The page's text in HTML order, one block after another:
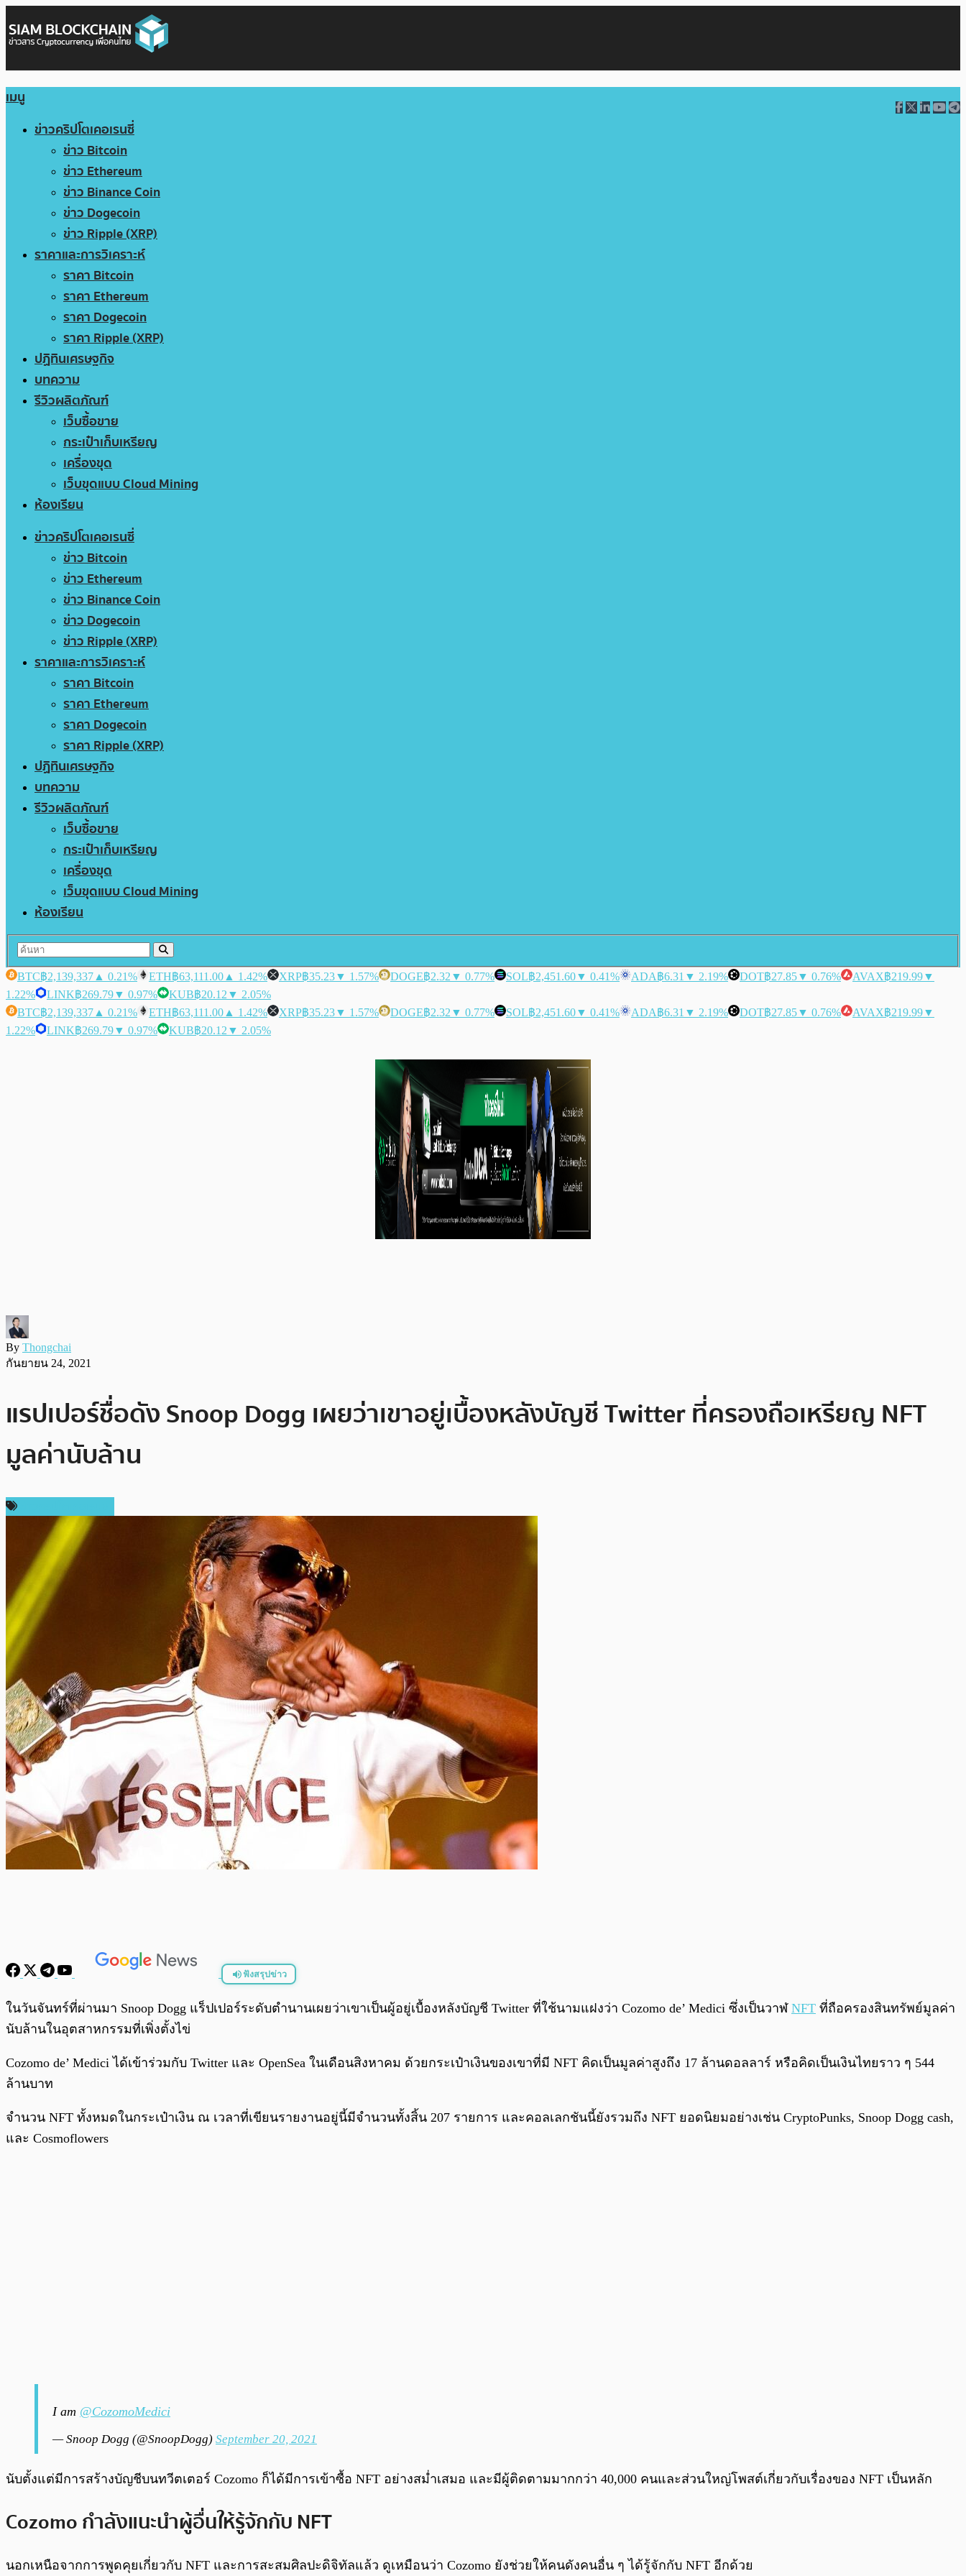
เมนู
ข่าวคริปโตเคอเรนซี่
ข่าว Bitcoin
ข่าว Ethereum
ข่าว Binance Coin
ข่าว Dogecoin
ข่าว Ripple (XRP)
ราคาและการวิเคราะห์
ราคา Bitcoin
ราคา Ethereum
ราคา Dogecoin
ราคา Ripple (XRP)
ปฏิทินเศรษฐกิจ
บทความ
รีวิวผลิตภัณฑ์
เว็บซื้อขาย
กระเป๋าเก็บเหรียญ
เครื่องขุด
เว็บขุดแบบ Cloud Mining
ห้องเรียน
ข่าวคริปโตเคอเรนซี่
ข่าว Bitcoin
ข่าว Ethereum
ข่าว Binance Coin
ข่าว Dogecoin
ข่าว Ripple (XRP)
ราคาและการวิเคราะห์
ราคา Bitcoin
ราคา Ethereum
ราคา Dogecoin
ราคา Ripple (XRP)
ปฏิทินเศรษฐกิจ
บทความ
รีวิวผลิตภัณฑ์
เว็บซื้อขาย
กระเป๋าเก็บเหรียญ
เครื่องขุด
เว็บขุดแบบ Cloud Mining
ห้องเรียน
BTC฿2,139,337 ▲ 0.21% ETH฿63,111.00 ▲ 1.42% XRP฿35.23▼ 1.57% DOGE฿2.32 ▼ 0.77% SOL฿2,451.60▼ 0.41% ADA฿6.31 ▼ 2.19% DOT฿27.85▼ 0.76% AVAX฿219.99▼
1.22%
LINK฿269.79▼ 0.97% KUB฿20.12 ▼ 2.05%
BTC฿2,139,337 ▲ 0.21% ETH฿63,111.00 ▲ 1.42% XRP฿35.23▼ 1.57% DOGE฿2.32 ▼ 0.77% SOL฿2,451.60▼ 0.41% ADA฿6.31 ▼ 2.19% DOT฿27.85▼ 0.76% AVAX฿219.99▼
1.22%
LINK฿269.79▼ 0.97% KUB฿20.12 ▼ 2.05%
By Thongchai
กันยายน 24, 2021
แรปเปอร์ชื่อดัง Snoop Dogg เผยว่าเขาอยู่เบื้องหลังบัญชี Twitter ที่ครองถือเหรียญ NFT
มูลค่านับล้าน
ฟังสรุปข่าว
พร้อมเล่น 0:00/ 0:00
ในวันจันทร์ที่ผ่านมา Snoop Dogg แร็ปเปอร์ระดับตำนานเผยว่าเขาเป็นผู้อยู่เบื้องหลังบัญชี Twitter ที่ใช้นามแฝงว่า Cozomo de’ Medici ซึ่งเป็นวาฬ NFT ที่ถือครองสินทรัพย์มูลค่า
นับล้านในอุตสาหกรรมที่เพิ่งตั้งไข่
Cozomo de’ Medici ได้เข้าร่วมกับ Twitter และ OpenSea ในเดือนสิงหาคม ด้วยกระเป๋าเงินของเขาที่มี NFT คิดเป็นมูลค่าสูงถึง 17 ล้านดอลลาร์ หรือคิดเป็นเงินไทยราว ๆ 544
ล้านบาท
จำนวน NFT ทั้งหมดในกระเป๋าเงิน ณ เวลาที่เขียนรายงานอยู่นี้มีจำนวนทั้งสิ้น 207 รายการ และคอลเลกชันนี้ยังรวมถึง NFT ยอดนิยมอย่างเช่น CryptoPunks, Snoop Dogg cash,
และ Cosmoflowers
I am @CozomoMedici
— Snoop Dogg (@SnoopDogg) September 20, 2021
นับตั้งแต่มีการสร้างบัญชีบนทวีตเตอร์ Cozomo ก็ได้มีการเข้าซื้อ NFT อย่างสม่ำเสมอ และมีผู้ติดตามมากกว่า 40,000 คนและส่วนใหญ่โพสต์เกี่ยวกับเรื่องของ NFT เป็นหลัก
Cozomo กำลังแนะนำผู้อื่นให้รู้จักกับ NFT
นอกเหนือจากการพูดคุยเกี่ยวกับ NFT และการสะสมศิลปะดิจิทัลแล้ว ดูเหมือนว่า Cozomo ยังช่วยให้คนดังคนอื่น ๆ ได้รู้จักกับ NFT อีกด้วย